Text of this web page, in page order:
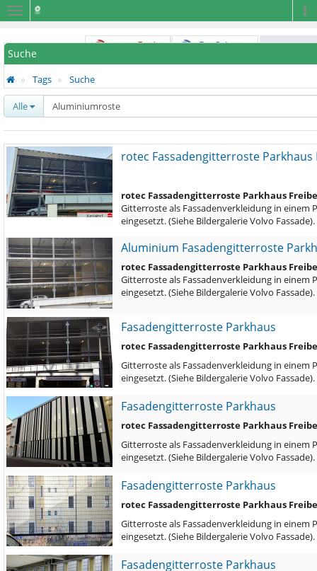
Navigation
Suche
Tags Suche
Alle
rotec Fassadengitterroste Parkhaus
rotec Fassadengitterroste Parkhaus
Gitterroste als Fassadenverkleidung in
eingesetzt. (Siehe Bildergalerie Volvo
Aluminium Fasadengitterroste
rotec Fassadengitterroste Parkhaus
Gitterroste als Fassadenverkleidung in
eingesetzt. (Siehe Bildergalerie Volvo
Fasadengitterroste Parkhaus
rotec Fassadengitterroste Parkhaus
Gitterroste als Fassadenverkleidung in
eingesetzt. (Siehe Bildergalerie Volvo
Fasadengitterroste Parkhaus
rotec Fassadengitterroste Parkhaus
Gitterroste als Fassadenverkleidung in
eingesetzt. (Siehe Bildergalerie Volvo
Fasadengitterroste Parkhaus
rotec Fassadengitterroste Parkhaus
Gitterroste als Fassadenverkleidung in
eingesetzt. (Siehe Bildergalerie Volvo
Fasadengitterroste Parkhaus